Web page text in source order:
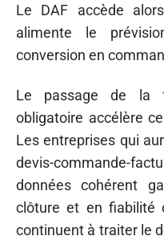
Le DAF accède
alimente le
conversion en
Le passage de la
obligatoire accélère
Les entreprises qui
devis-commande-
données cohérent
clôture et en fiabilité
continuent à traiter le